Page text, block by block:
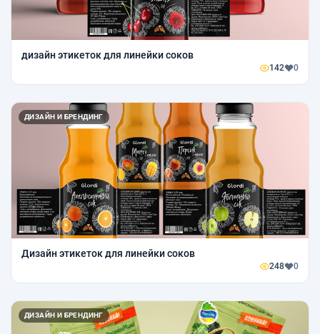
дизайн этикеток для линейки соков
142 0
ДИЗАЙН И БРЕНДИНГ
Дизайн этикеток для линейки соков
248 0
ДИЗАЙН И БРЕНДИНГ